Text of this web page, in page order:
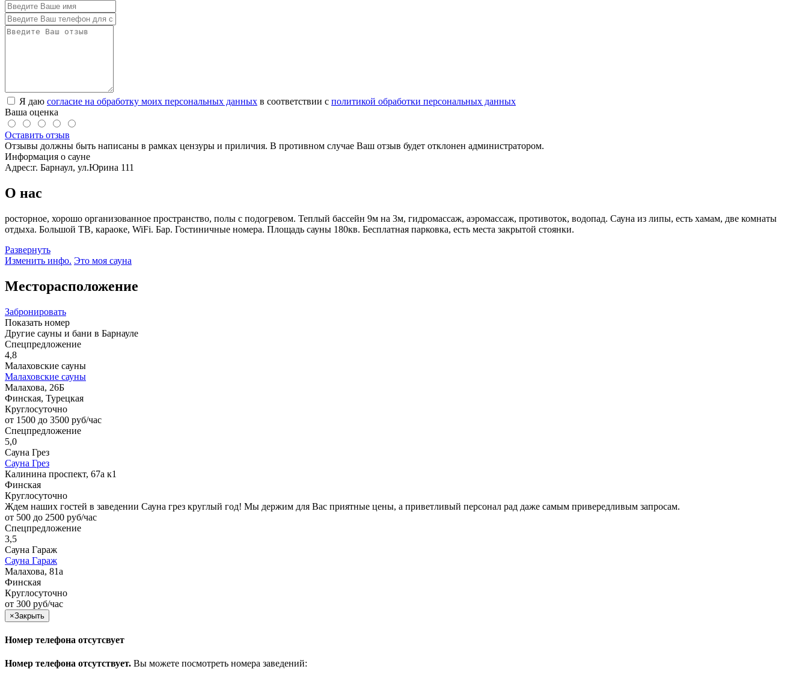
Я даю согласие на обработку моих персональных данных в соответствии с политикой обработки персональных данных
Ваша оценка
Оставить отзыв
Отзывы должны быть написаны в рамках цензуры и приличия. В противном случае Ваш отзыв будет отклонен администратором.
Информация о сауне
Адрес:г. Барнаул, ул.Юрина 111
О нас
росторное, хорошо организованное пространство, полы с подогревом. Теплый бассейн 9м на 3м, гидромассаж, аэромассаж, противоток, водопад. Сауна из липы, есть хамам, две комнаты
отдыха. Большой ТВ, караоке, WiFi. Бар. Гостиничные номера. Площадь сауны 180кв. Бесплатная парковка, есть места закрытой стоянки.
Развернуть
Изменить инфо. Это моя сауна
Месторасположение
Забронировать
Показать номер
Другие сауны и бани в Барнауле
Спецпредложение
4,8
Малаховские сауны
Малаховские сауны
Малахова, 26Б
Финская, Турецкая
Круглосуточно
от 1500 до 3500 руб/час
Спецпредложение
5,0
Сауна Грез
Сауна Грез
Калинина проспект, 67а к1
Финская
Круглосуточно
Ждем наших гостей в заведении Сауна грез круглый год! Мы держим для Вас приятные цены, а приветливый персонал рад даже самым привередливым запросам.
от 500 до 2500 руб/час
Спецпредложение
3,5
Сауна Гараж
Сауна Гараж
Малахова, 81а
Финская
Круглосуточно
от 300 руб/час
×Закрыть
Номер телефона отсутсвует
Номер телефона отсутствует. Вы можете посмотреть номера заведений: